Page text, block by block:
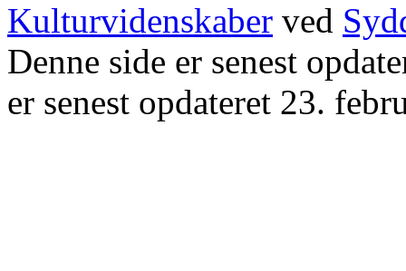
Kulturvidenskaber ved
Denne side er senest
er senest opdateret 23.